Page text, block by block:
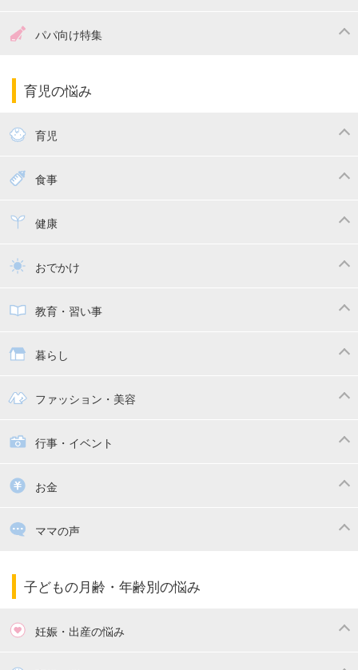
妊娠中の食事
出産準備パパ向け特集
パパ向け特集
育児の悩み
育児
赤ちゃんのお世話
寝かしつけ
トイトレ
食事
離乳食健康
乳幼児健診・予防接種
おでかけ
子供とおでかけ
抱っこ紐
教育・習い事
教育・習い事
幼稚園
絵本
暮らし
ママの日常
家族関係・夫婦関係
掃除
ファッション・美容
子供の服・ファッション
行事・イベント
漫画
出産祝い・内祝い
お金
住宅購入ママの声
子育てコラム
子どもの月齢・年齢別の悩み
妊娠・出産の悩み